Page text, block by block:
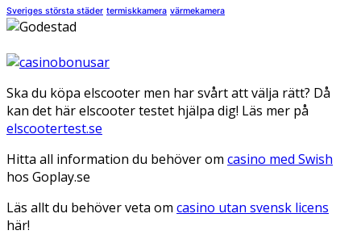
Sveriges största städer termiskkamera värmekamera
Ska du köpa elscooter men har svårt att välja rätt? Då
kan det här elscooter testet hjälpa dig! Läs mer på
elscootertest.se
Hitta all information du behöver om casino med Swish
hos Goplay.se
Läs allt du behöver veta om casino utan svensk licens
här!